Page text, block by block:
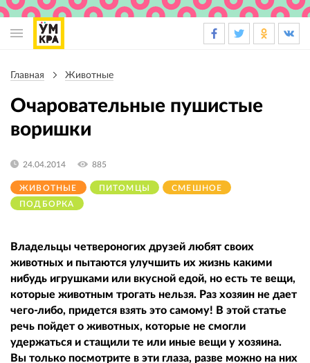
навигация
навигации
Главная Животные
Очаровательные пушистые
воришки
ЖИВОТНЫЕ ПИТОМЦЫ
СМЕШНОЕ
ПОДБОРКА
24.04.2014 885
Владельцы четвероногих друзей любят своих
животных и пытаются улучшить их жизнь какими
нибудь игрушками или вкусной едой, но есть те вещи,
которые животным трогать нельзя. Раз хозяин не дает
чего-либо, придется взять это самому! В этой статье
речь пойдет о животных, которые не смогли
удержаться и стащили те или иные вещи у хозяина.
Вы только посмотрите в эти глаза, разве можно на них